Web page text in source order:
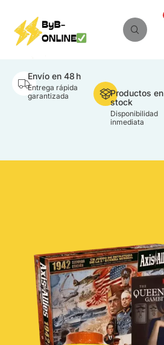
Envío en 48 h
Entrega rápida
garantizada
Productos en
stock
Disponibilidad
inmediata